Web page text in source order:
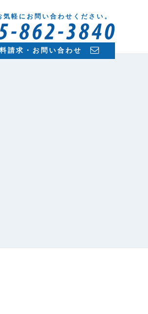
気軽にお問い合わせください。
請求・お問い合わせ